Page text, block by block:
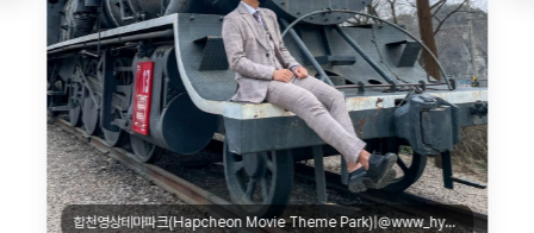
합천영상테마파크(Hapcheon Movie Theme Park)|@www_hyeonil_co.kr